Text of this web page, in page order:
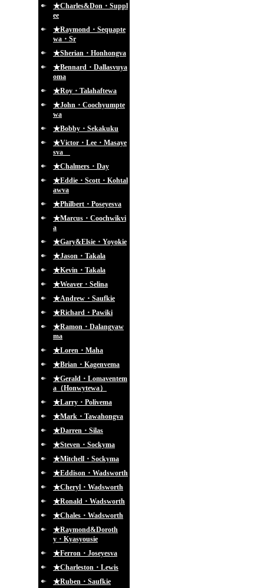
★Charles&Don・Suppl
ee
★Raymond・Sequapte
wa・Sr
★Sherian・Honhongva
★Bennard・Dallasvuya
oma
★Roy・Talahaftewa
★John・Coochyumpte
wa
★Bobby・Sekakuku
★Victor・Lee・Masaye
sva
★Chalmers・Day
★Eddie・Scott・Kohtal
awva
★Philbert・Poseyesva
★Marcus・Coochwikvi
a
★Gary&Elsie・Yoyokie
★Jason・Takala
★Kevin・Takala
★Weaver・Selina
★Andrew・Saufkie
★Richard・Pawiki
★Ramon・Dalangyaw
ma
★Loren・Maha
★Brian・Kagenvema
★Gerald・Lomaventem
a（Honwytewa）
★Larry・Polivema
★Mark・Tawahongva
★Darren・Silas
★Steven・Sockyma
★Mitchell・Sockyma
★Eddison・Wadsworth
★Cheryl・Wadsworth
★Ronald・Wadsworth
★Chales・Wadsworth
★Raymond&Doroth
y・Kyasyousie
★Ferron・Joseyesva
★Charleston・Lewis
★Ruben・Saufkie